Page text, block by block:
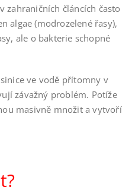
zahraničních článcích často
algae (modrozelené řasy),
ale o bakterie schopné
ve vodě přítomny v
závažný problém. Potíže
masivně množit a vytvoří